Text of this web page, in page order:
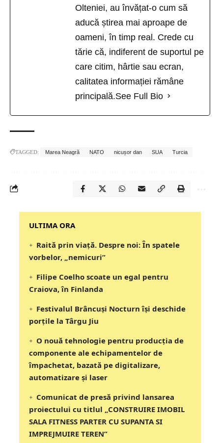
Olteniei, au învățat-o cum să
aducă știrea mai aproape de
oameni, în timp real. Crede cu
tărie că, indiferent de suportul pe
care citim, hârtie sau ecran,
calitatea informației rămâne
principală.See Full Bio
TAGGED: Marea Neagră NATO nicușor dan SUA Turcia
‎‎‎‎‎‎‎ULTIMA ORA
Raită prin viață. Despre noi: În spatele
vorbelor, „nemicuri”
Filipe Coelho scoate un egal pentru
Craiova, în Finlanda
Festivalul Brâncuși Nocturn își deschide
porțile la Târgu Jiu
O nouă tehnologie pentru producția de
componente ale echipamentelor de
împachetat, bazată pe digitalizare,
automatizare și laser
Comunicat de presă privind lansarea
proiectului cu titlul „CONSTRUIRE IMOBIL
SALA FITNESS PARTER CU SUPANTA SI
IMPREJMUIRE TEREN”